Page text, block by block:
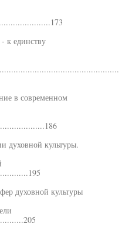
к единству
в современном
духовной культуры.
духовной культуры